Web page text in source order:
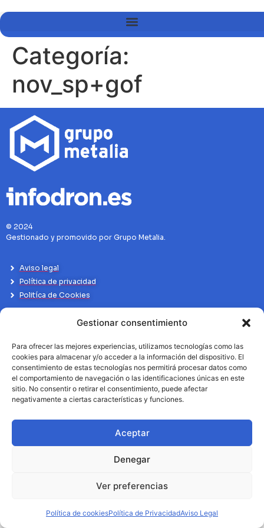
Gestionar consentimiento
Para ofrecer las mejores experiencias, utilizamos tecnologías como las
cookies para almacenar y/o acceder a la información del dispositivo. El
consentimiento de estas tecnologías nos permitirá procesar datos como
el comportamiento de navegación o las identificaciones únicas en este
sitio. No consentir o retirar el consentimiento, puede afectar
negativamente a ciertas características y funciones.
Aceptar
Denegar
Ver preferencias
Política de cookiesPolítica de PrivacidadAviso Legal
Categoría:
nov_sp+gof
© 2024
Gestionado y promovido por Grupo Metalia.
Aviso legal
Política de privacidad
Politíca de Cookies